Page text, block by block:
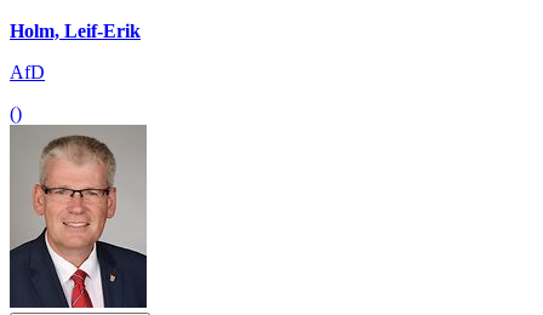
Holm, Leif-Erik
AfD
()